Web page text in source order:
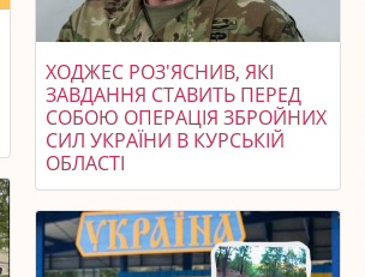
ХОДЖЕС РОЗ'ЯСНИВ, ЯКІ
ЗАВДАННЯ СТАВИТЬ ПЕРЕД
СОБОЮ ОПЕРАЦІЯ ЗБРОЙНИХ
СИЛ УКРАЇНИ В КУРСЬКІЙ
ОБЛАСТІ